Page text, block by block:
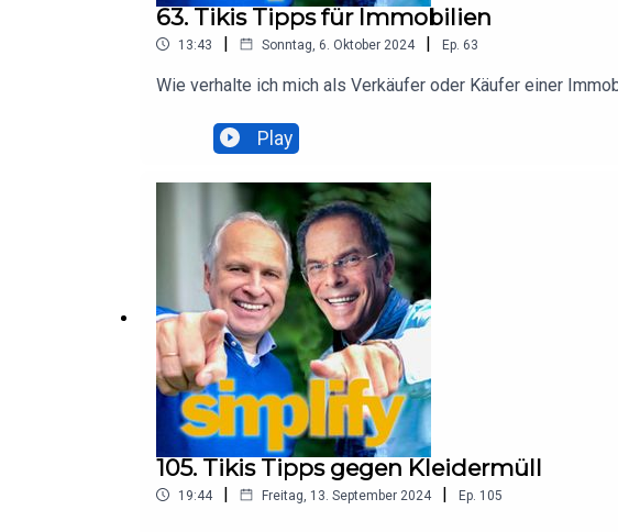
63. Tikis Tipps für Immobilien
13:43 | Sonntag, 6. Oktober 2024 | Ep. 63
Wie verhalte ich mich als Verkäufer oder Käufer einer
Play
105. Tikis Tipps gegen Kleidermüll
19:44 | Freitag, 13. September 2024 | Ep. 105